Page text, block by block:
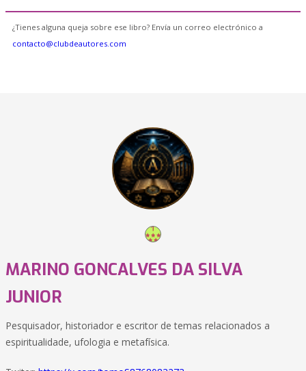
¿Tienes alguna queja sobre ese libro? Envía un correo electrónico a
contacto@clubdeautores.com
MARINO GONCALVES DA SILVA
JUNIOR
Pesquisador, historiador e escritor de temas relacionados a
espiritualidade, ufologia e metafísica.